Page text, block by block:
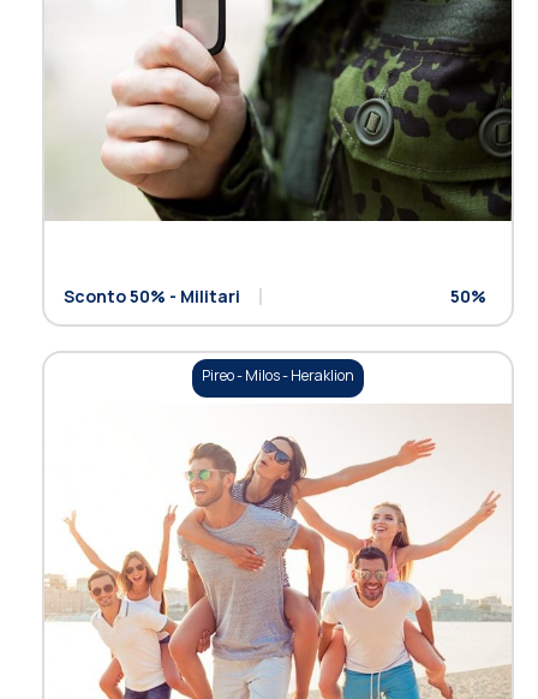
Sconto 50% - Militari 50%
Pireo - Milos - Heraklion